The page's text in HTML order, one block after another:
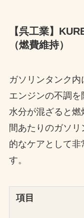
【呉工業】
（燃費維持）
ガソリンタンク
エンジンの不調を
水分が混ざると
間あたりのガソ
的なケアとして非
す。
項目